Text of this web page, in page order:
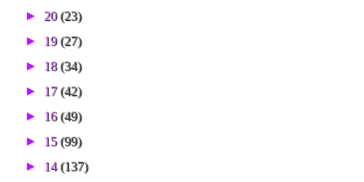
► 20(23)
► 19(27)
► 18(34)
► 17(42)
► 16(49)
► 15(99)
► 14(137)